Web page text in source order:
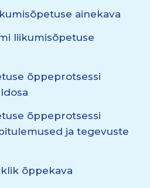
ainekava
liikumisõpetuse
õppeprotsessi
õppeprotsessi
ja tegevuste
õppekava